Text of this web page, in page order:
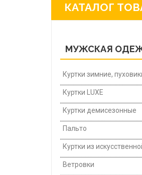
КАТАЛОГ
МУЖСКАЯ
Куртки зимние,
Куртки LUXE
Куртки демисезонные
Пальто
Куртки из
Ветровки